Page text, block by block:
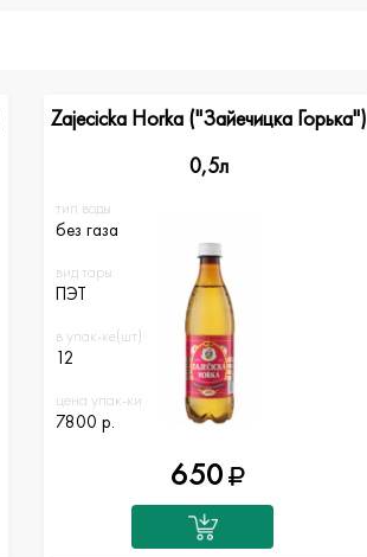
тип воды
без газа
вид тары
ПЭТ
в упак-ке(шт)
12
цена упак-ки
7800 р.
Zajecicka Horka ("Зайечицка Горька")
0,5л
650